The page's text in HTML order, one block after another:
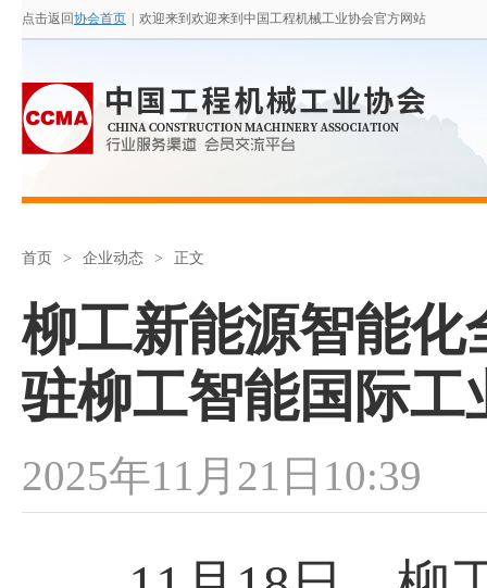
点击返回协会首页 欢迎来到欢迎来到中国工程机械工业协会官方网站
首页 > 企业动态 > 正文
柳工新能源智能
驻柳工智能国际工
2025年11月21日10:39